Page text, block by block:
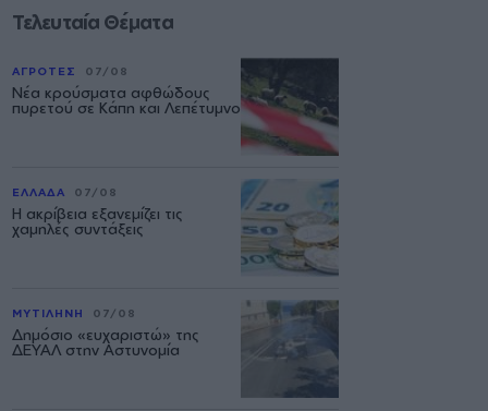
Τελευταία Θέματα
ΑΓΡΟΤΕΣ 07/08
Νέα κρούσματα αφθώδους
πυρετού σε Κάπη και Λεπέτυμνο
ΕΛΛΑΔΑ 07/08
Η ακρίβεια εξανεμίζει τις
χαμηλές συντάξεις
ΜΥΤΙΛΗΝΗ 07/08
Δημόσιο «ευχαριστώ» της
ΔΕΥΑΛ στην Αστυνομία